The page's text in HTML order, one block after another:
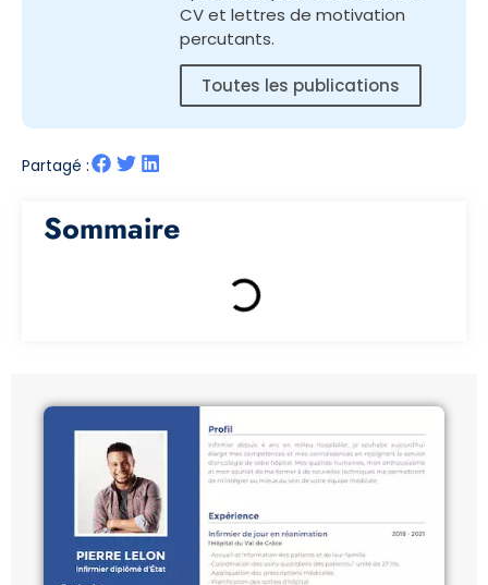
CV et lettres de motivation
percutants.
Toutes les publications
Partagé :
Sommaire